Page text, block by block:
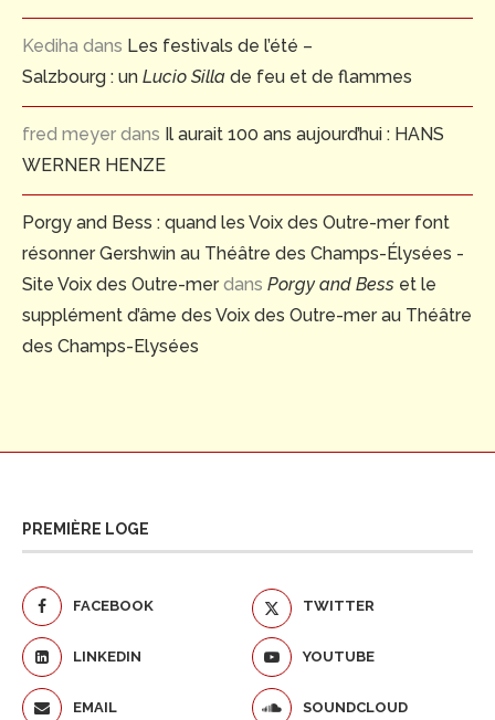
Kediha dans Les festivals de l’été –
Salzbourg : un Lucio Silla de feu et de flammes
fred meyer dans Il aurait 100 ans aujourd’hui : HANS
WERNER HENZE
Porgy and Bess : quand les Voix des Outre-mer font
résonner Gershwin au Théâtre des Champs-Élysées -
Site Voix des Outre-merdans Porgy and Bess et le
supplément d’âme des Voix des Outre-mer au Théâtre
des Champs-Elysées
PREMIÈRE LOGE
FACEBOOK TWITTER
LINKEDIN YOUTUBE
EMAIL SOUNDCLOUD